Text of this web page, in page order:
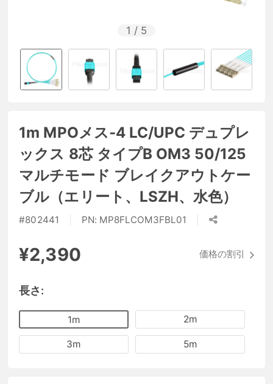
1 / 5
1m MPOメス-4 LC/UPC デュプレ
ックス 8芯 タイプB OM3 50/125
マルチモード ブレイクアウトケー
ブル（エリート、LSZH、水色）
#802441 PN: MP8FLCOM3FBL01
¥2,390 価格の割引
長さ:
1m 2m
3m 5m